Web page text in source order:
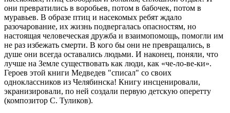
они превратились в воробьев, потом в бабочек, потом в
муравьев. В образе птиц и насекомых ребят ждало
разочарование, их жизнь подвергалась опасностям, но
настоящая человеческая дружба и взаимопомощь, помогли им
не раз избежать смерти. В кого бы они не превращались, в
душе они всегда оставались людьми. И наконец, поняли, что
лучше на Земле существовать как люди, как «че-ло-ве-ки».
Героев этой книги Медведев "списал" со своих
одноклассников из Челябинска! Книгу инсценировали,
экранизировали, по ней создали первую детскую оперетту
(композитор С. Туликов).